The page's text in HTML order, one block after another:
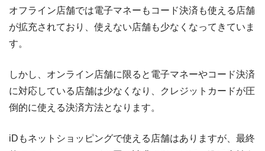
オフライン店舗では電子マネーもコード決済も使える店舗
が拡充されており、使えない店舗も少なくなってきていま
す。
しかし、オンライン店舗に限ると電子マネーやコード決済
に対応している店舗は少なくなり、クレジットカードが圧
倒的に使える決済方法となります。
iDもネットショッピングで使える店舗はありますが、最終